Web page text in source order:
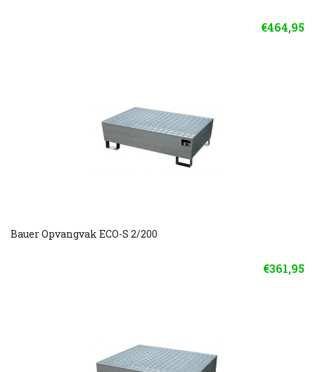
€464,95
Bauer Opvangvak ECO-S 2/200
€361,95